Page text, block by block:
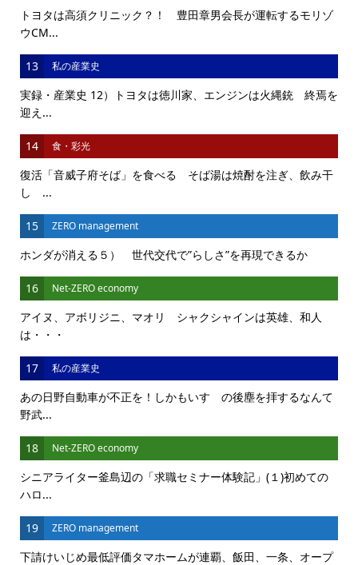
トヨタは高須クリニック？！ 豊田章男会長が運転するモリゾ
ウCM...
13 私の産業史
実録・産業史 12）トヨタは徳川家、エンジンは火縄銃 終焉を
迎え...
14 食・彩光
復活「音威子府そば」を食べる そば湯は焼酎を注ぎ、飲み干
し ...
15 ZERO management
ホンダが消える５） 世代交代で”らしさ”を再現できるか
16 Net-ZERO economy
アイヌ、アボリジニ、マオリ シャクシャインは英雄、和人
は・・・
17 私の産業史
あの日野自動車が不正を！しかもいすゞの後塵を拝するなんて
野武...
18 Net-ZERO economy
シニアライター釜島辺の「求職セミナー体験記」(１)初めての
ハロ...
19 ZERO management
下請けいじめ最低評価タマホームが連覇、飯田、一条、オープ